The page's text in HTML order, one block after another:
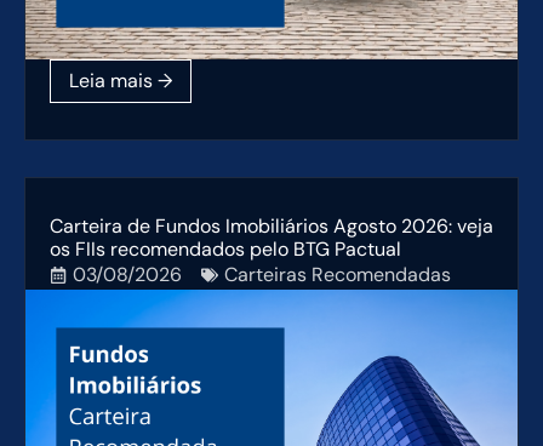
Carteira de Fundos Imobiliários Agosto 2026: veja
os FIIs recomendados pelo BTG Pactual
03/08/2026
Carteiras Recomendadas